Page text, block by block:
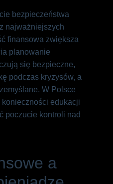
bezpieczeństwa
najważniejszych
finansowa zwiększa
planowanie
się bezpieczne,
podczas kryzysów, a
W Polsce
edukacji
poczucie kontroli nad
a